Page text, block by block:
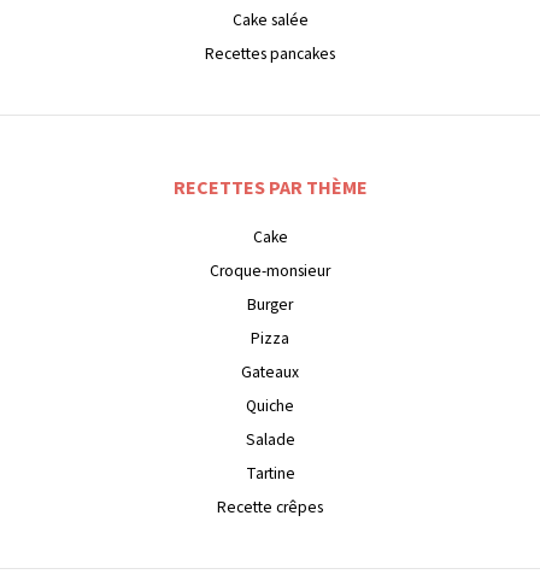
Cake salée
Recettes pancakes
RECETTES PAR THÈME
Cake
Croque-monsieur
Burger
Pizza
Gateaux
Quiche
Salade
Tartine
Recette crêpes